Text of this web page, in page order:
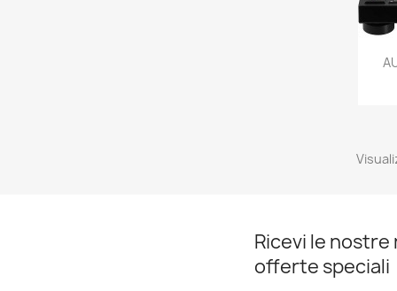
Ricevi le nostre
offerte speciali